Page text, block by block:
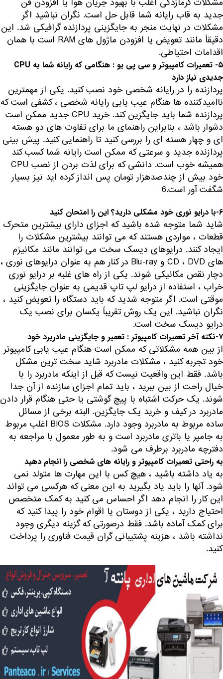
مشکلات گرمازدگی اغلب با بهبود جریان هوا یا افزودن فن
جدید به قاب رایانه شما قابل حل است. نگران نباشید اگر
مشکلات در نهایت منجر به جایگزینی پردازنده گرافیکی شد. این
دقیقاً مانند تعویض یا افزودن ماژول های RAM است با همان
اقدامات احتیاطی.
۵- تعمیرات کامپیوتر و سی پی یو : هنگامی که رایانه شما به CPU
جدیدی نیاز دارد
پردازنده را در رایانه شخصی خود نصب کنید. یکی از مهمترین
ناامیدکننده ها هنگام عیب یابی رایانه شخصی ، کشفی است که
پردازنده شما باید جایگزین کند. خرید CPU جدید ممکن است
دشوار باشد ، بنابراین راهنمای ما برای تفاوت های دو هسته
ای و چهار هسته ای را بررسی کنید تا راهنمایی کنید. پیش بینی
پردازنده جدید و سرعتی که ممکن است رایانه شما کسب کند
همیشه خوب است. دانشی که برای لذت بردن از نصب CPU
خود بیش از چندصدهزار تومان پس انداز کرده اید نیز بسیار
شگفت آور است.6
6-با درایو نوری خود مشکلی دارید؟ این را امتحان کنید
شاید شما متوجه شده باشید که اجزای دارای بیشترین متحرک
قطعات ، مواردی هستند که می توانند بیشترین مشکلات را
ایجاد کنند. درایوهای دیسک سخت می توانند مانند مکانیزم
های CD ، DVD و Blu-ray در کنار هم به عنوان درایوهای نوری ،
دچار نقص مکانیکی شوند. یکی از راه های غلبه بر درایو نوری
خراب ، استفاده از درایو لپ تاپ قدیمی به عنوان جایگزینی
موقتی است. اگر متوجه شدید که باید دستگاه را تعویض کنید ،
نگران نباشید. این یک روش تقریباً یکسان برای نصب یک
درایو دیسک سخت است.
۷-نکته آخر تعمیرات کامپیوتر : تعمیر و جایگزینی مادربرد خود
از بین همه مشکلاتی که ممکن است هنگام عیب یابی کامپیوتر
خود تجربه کنید ، مشکلات مادربرد شاید سخت ترین مشکل
باشد. فقط این واقعیت نیست که قبل از اینکه مادربرد را با
خیال راحت از بین ببرید ، باید تمام اجزای سازنده از آن جدا
شوند. یک حرکت اشتباه با پیچ گوشتی یا حتی هنگام قرار دادن
مادربرد در کیف و خرید یک جایگزین. البته برخی از مسائل
ساده مربوط به مادربرد وجود دارد. مشکلات BIOS اغلب مربوط
به جامپر یا باتری مادربرد است و به طور معمول با مراجعه به
دفترچه مادربرد برطرف می شود.
به راحتی تعمیرات کامپیوتر و رایانه های شخصی را انجام دهید
به یاد داشته باشید ، هیچ کس با این مهارت ها متولد نمی
شود. آنها را باید یاد بگیرید به این معنی که هرکسی می تواند
این کار را انجام دهد اگر احساس می کنید به کمک متخصص
احتیاج دارید ، یکی از دوستان یا اقوام خود را پیدا کنید که
برای کمک آماده باشد. فقط درصورتی که گزینه دیگری وجود
نداشته باشد ، هزینه پشتیبانی گران قیمت فناوری را پرداخت
کنید.